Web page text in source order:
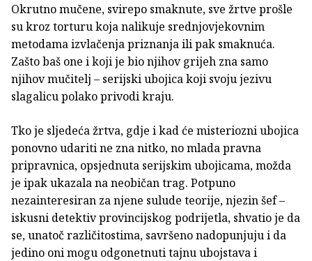
Okrutno mučene, svirepo smaknute, sve žrtve prošle
su kroz torturu koja nalikuje srednjovjekovnim
metodama izvlačenja priznanja ili pak smaknuća.
Zašto baš one i koji je bio njihov grijeh zna samo
njihov mučitelj – serijski ubojica koji svoju jezivu
slagalicu polako privodi kraju.
Tko je sljedeća žrtva, gdje i kad će misteriozni ubojica
ponovno udariti ne zna nitko, no mlada pravna
pripravnica, opsjednuta serijskim ubojicama, možda
je ipak ukazala na neobičan trag. Potpuno
nezainteresiran za njene sulude teorije, njezin šef –
iskusni detektiv provincijskog podrijetla, shvatio je da
se, unatoč različitostima, savršeno nadopunjuju i da
jedino oni mogu odgonetnuti tajnu ubojstava i